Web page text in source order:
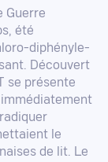
Guerre
été
diphényle-
Découvert
se présente
le
de lit. Le